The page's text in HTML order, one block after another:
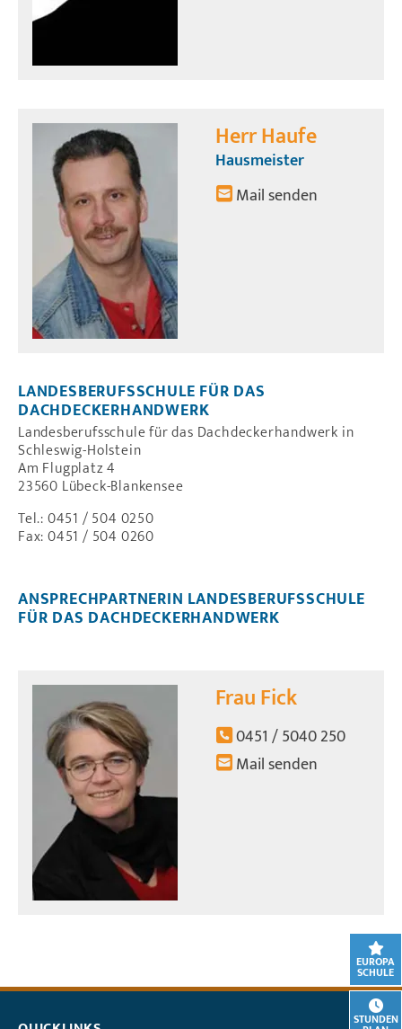
EUROPA
SCHULE
STUNDEN
Herr Haufe
Hausmeister
Mail senden
LANDESBERUFSSCHULE FÜR DAS
DACHDECKERHANDWERK
Landesberufsschule für das Dachdeckerhandwerk in
Schleswig-Holstein
Am Flugplatz 4
23560 Lübeck-Blankensee
Tel.: 0451 / 504 0250
Fax: 0451 / 504 0260
ANSPRECHPARTNERIN LANDESBERUFSSCHULE
FÜR DAS DACHDECKERHANDWERK
Frau Fick
0451 / 5040 250
Mail senden